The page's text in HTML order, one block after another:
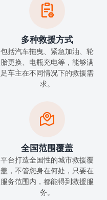

多种救援方式
包括汽车拖曳、紧急加油、轮
胎更换、电瓶充电等，能够满
足车主在不同情况下的救援需
求。

全国范围覆盖
平台打造全国性的城市救援覆
盖，不管您身在何处，只要在
服务范围内，都能得到救援服
务。